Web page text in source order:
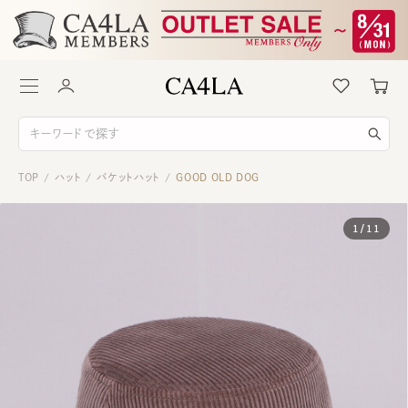
TOP / ハット / バケットハット / GOOD OLD DOG
1 / 11